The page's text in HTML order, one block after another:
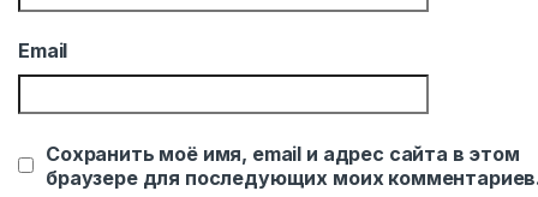
Email
Сохранить моё имя, email и адрес сайта в этом
браузере для последующих моих